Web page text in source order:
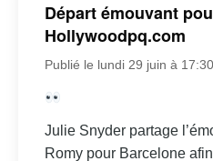
Départ émouvant
Hollywoodpq.com
Publié le lundi 29 juin à 17:30
Julie Snyder partage
Romy pour Barcelone